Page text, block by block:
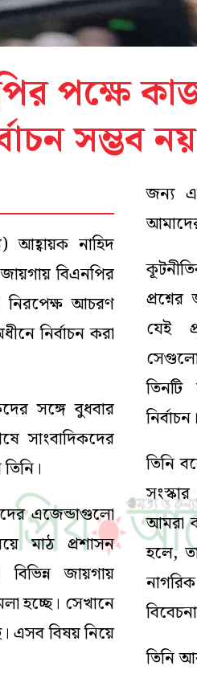
পক্ষে
সম্ভব
আহ্বায়ক নাহিদ
বিএনপির
আচরণ
নির্বাচন করা
সঙ্গে বুধবার
সাংবাদিকদের
এজেন্ডাগুলো
মাঠ প্রশাসন
জায়গায়
হচ্ছে। সেখানে
এসব বিষয় নিয়ে
জন্য
যেই
নির্বাচন।
তিনি
আমরা
হলে,
তিনি